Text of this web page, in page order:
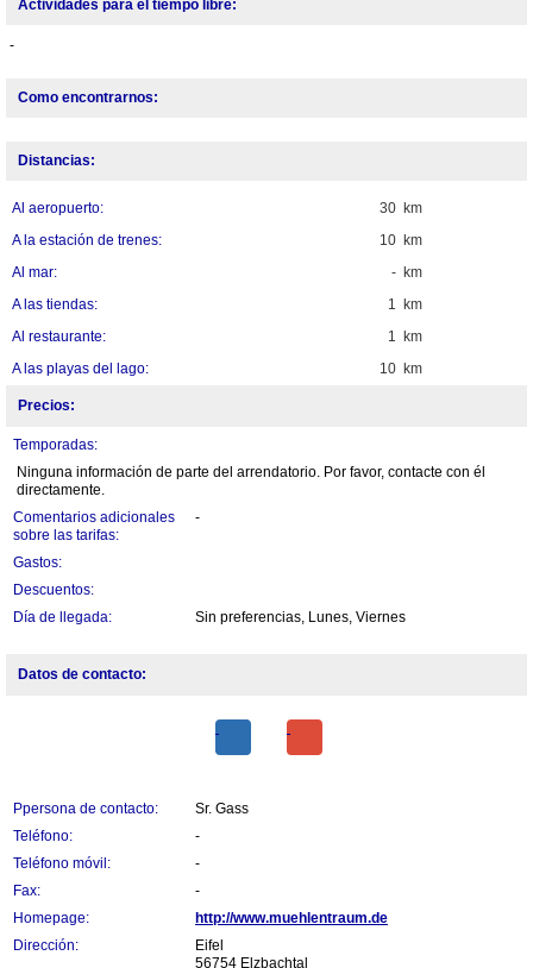
Actividades para el tiempo libre:
-
Como encontrarnos:
Distancias:
30 km
Al aeropuerto:
10 km
A la estación de trenes:
- km
Al mar:
1 km
A las tiendas:
1 km
Al restaurante:
10 km
A las playas del lago:
Precios:
Temporadas:
Ninguna información de parte del arrendatorio. Por favor, contacte con él
directamente.
Comentarios adicionales
sobre las tarifas:
-
Gastos:
Descuentos:
Día de llegada:
Sin preferencias, Lunes, Viernes
Datos de contacto:
Ppersona de contacto:
Sr. Gass
Teléfono:
-
Teléfono móvil:
-
Fax:
-
Homepage:
http://www.muehlentraum.de
Dirección:
Eifel
56754 Elzbachtal